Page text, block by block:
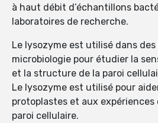
à haut débit d’échantillons
laboratoires de recherche.
Le lysozyme est utilisé dans
microbiologie pour étudier la
et la structure de la paroi
Le lysozyme est utilisé pour
protoplastes et aux expériences
paroi cellulaire.